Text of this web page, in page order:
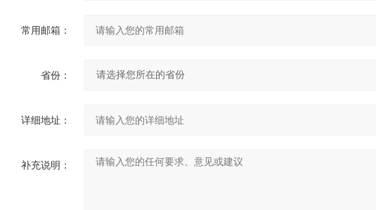
常用邮箱：
省份：
详细地址：
补充说明：